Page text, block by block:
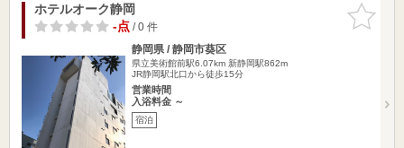
お気に入
りに追加
ホテルオーク静岡
-点/ 0 件
静岡県 / 静岡市葵区
県立美術館前駅6.07km 新静岡駅862m
JR静岡駅北口から徒歩15分
営業時間
入浴料金 ～
宿泊